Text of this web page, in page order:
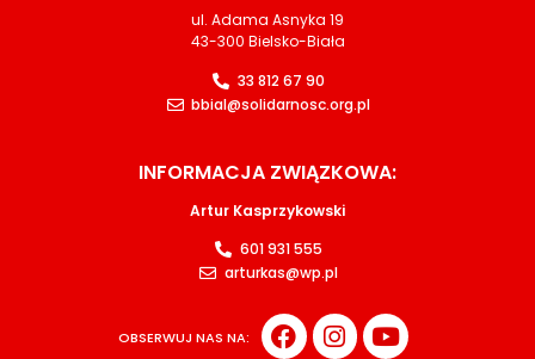
ul. Adama Asnyka 19
43-300 Bielsko-Biała
33 812 67 90
bbial@solidarnosc.org.pl
INFORMACJA ZWIĄZKOWA:
Artur Kasprzykowski
601 931 555
arturkas@wp.pl
OBSERWUJ NAS NA: